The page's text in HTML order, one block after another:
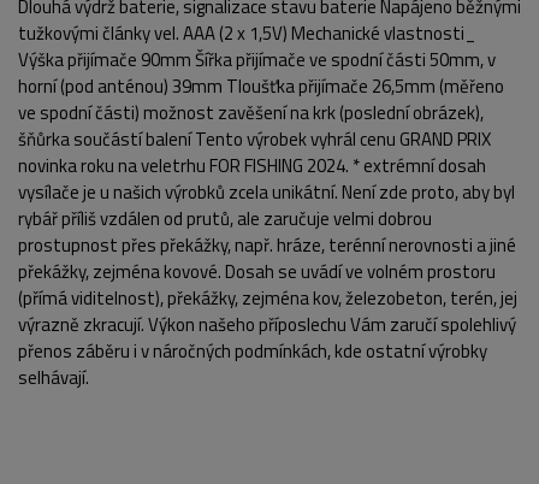
Dlouhá výdrž baterie, signalizace stavu baterie Napájeno běžnými
tužkovými články vel. AAA (2 x 1,5V) Mechanické vlastnosti_
Výška přijímače 90mm Šířka přijímače ve spodní části 50mm, v
horní (pod anténou) 39mm Tloušťka přijímače 26,5mm (měřeno
ve spodní části) možnost zavěšení na krk (poslední obrázek),
šňůrka součástí balení Tento výrobek vyhrál cenu GRAND PRIX
novinka roku na veletrhu FOR FISHING 2024. * extrémní dosah
vysílače je u našich výrobků zcela unikátní. Není zde proto, aby byl
rybář příliš vzdálen od prutů, ale zaručuje velmi dobrou
prostupnost přes překážky, např. hráze, terénní nerovnosti a jiné
překážky, zejména kovové. Dosah se uvádí ve volném prostoru
(přímá viditelnost), překážky, zejména kov, železobeton, terén, jej
výrazně zkracují. Výkon našeho příposlechu Vám zaručí spolehlivý
přenos záběru i v náročných podmínkách, kde ostatní výrobky
selhávají.